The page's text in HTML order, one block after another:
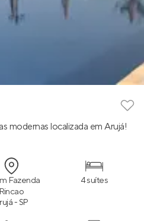
modernas localizada em Arujá!
Fazenda
Rincao
- SP
4 suítes